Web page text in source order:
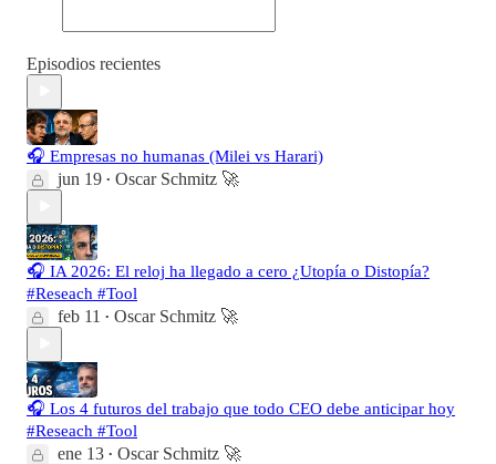
Episodios recientes
🎧 Empresas no humanas (Milei vs Harari)
jun 19 • Oscar Schmitz 🚀
🎧 IA 2026: El reloj ha llegado a cero ¿Utopía o Distopía?
#Reseach #Tool
feb 11 • Oscar Schmitz 🚀
🎧 Los 4 futuros del trabajo que todo CEO debe anticipar hoy
#Reseach #Tool
ene 13 • Oscar Schmitz 🚀